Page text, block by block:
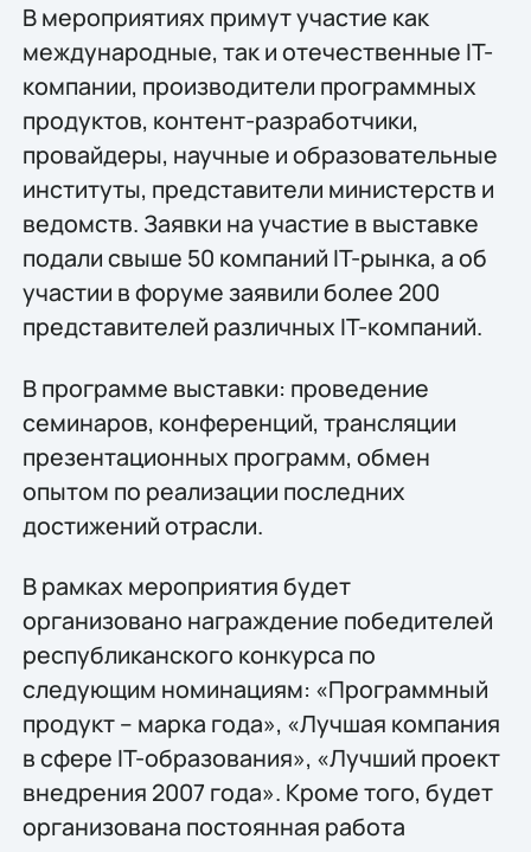
В мероприятиях примут участие как
международные, так и отечественные IT-
компании, производители программных
продуктов, контент-разработчики,
провайдеры, научные и образовательные
институты, представители министерств и
ведомств. Заявки на участие в выставке
подали свыше 50 компаний IT-рынка, а об
участии в форуме заявили более 200
представителей различных IT-компаний.
В программе выставки: проведение
семинаров, конференций, трансляции
презентационных программ, обмен
опытом по реализации последних
достижений отрасли.
В рамках мероприятия будет
организовано награждение победителей
республиканского конкурса по
следующим номинациям: «Программный
продукт – марка года», «Лучшая компания
в сфере IT-образования», «Лучший проект
внедрения 2007 года». Кроме того, будет
организована постоянная работа